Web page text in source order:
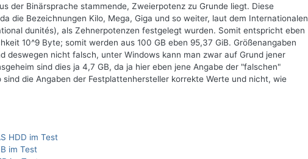
der Binärsprache stammende, Zweierpotenz zu Grunde liegt. Diese
die Bezeichnungen Kilo, Mega, Giga und so weiter, laut dem Internationalen
dunités), als Zehnerpotenzen festgelegt wurden. Somit entspricht eben
10^9 Byte; somit werden aus 100 GB eben 95,37 GiB. Größenangaben
deswegen nicht falsch, unter Windows kann man zwar auf Grund jener
sind dies ja 4,7 GB, da ja hier eben jene Angabe der "falschen"
die Angaben der Festplattenhersteller korrekte Werte und nicht, wie
HDD im Test
im Test